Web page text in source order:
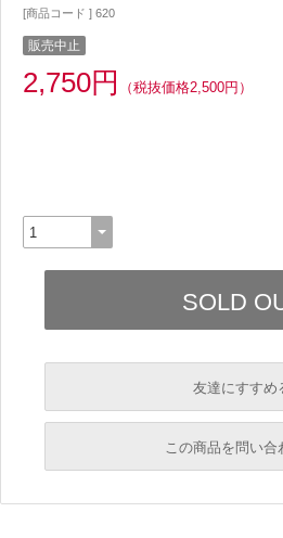
[商品コード ] 620
販売中止
2,750円 （税抜価格2,500円）
友達にすすめ
必須
必須
この商品を問い合